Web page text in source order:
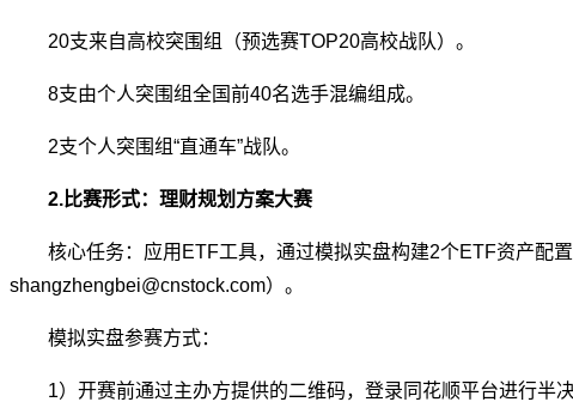
20支来自高校突围组（预选赛TOP20高校战队）。
8支由个人突围组全国前40名选手混编组成。
2支个人突围组“直通车”战队。
2.比赛形式：理财规划方案大赛
核心任务：应用ETF工具，通过模拟实盘构建2个ETF资产配
shangzhengbei@cnstock.com）。
模拟实盘参赛方式：
1）开赛前通过主办方提供的二维码，登录同花顺平台进行半